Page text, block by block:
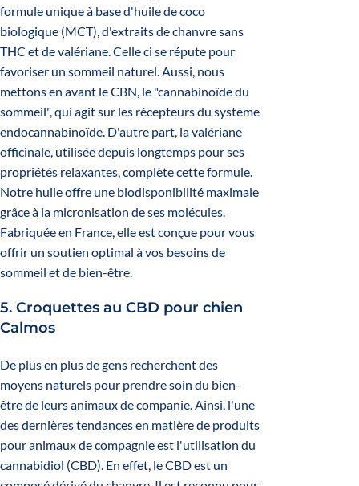
formule unique à base d'huile de coco
biologique (MCT), d'extraits de chanvre sans
THC et de valériane. Celle ci se répute pour
favoriser un sommeil naturel. Aussi, nous
mettons en avant le CBN, le "cannabinoïde du
sommeil", qui agit sur les récepteurs du système
endocannabinoïde. D'autre part, la valériane
officinale, utilisée depuis longtemps pour ses
propriétés relaxantes, complète cette formule.
Notre huile offre une biodisponibilité maximale
grâce à la micronisation de ses molécules.
Fabriquée en France, elle est conçue pour vous
offrir un soutien optimal à vos besoins de
sommeil et de bien-être.
5. Croquettes au CBD pour chien
Calmos
De plus en plus de gens recherchent des
moyens naturels pour prendre soin du bien-
être de leurs animaux de companie. Ainsi, l'une
des dernières tendances en matière de produits
pour animaux de compagnie est l'utilisation du
cannabidiol (CBD). En effet, le CBD est un